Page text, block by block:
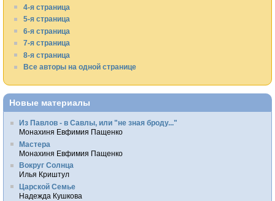
4-я страница
5-я страница
6-я страница
7-я страница
8-я страница
Все авторы на одной странице
Новые материалы
Из Павлов - в Савлы, или "не зная броду..."
Монахиня Евфимия Пащенко
Мастера
Монахиня Евфимия Пащенко
Вокруг Солнца
Илья Криштул
Царской Семье
Надежда Кушкова